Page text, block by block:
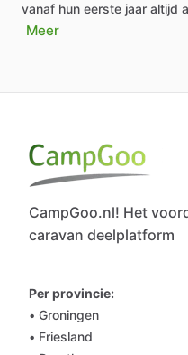
vanaf hun eerste jaar altijd
Meer
CampGoo.nl! Het
caravan deelplatform
Per provincie:
• Groningen
• Friesland